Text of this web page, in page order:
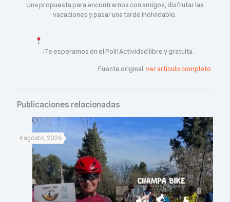
Una propuesta para encontrarnos con amigos, disfrutar las
vacaciones y pasar una tarde inolvidable.
¡Te esperamos en el Poli! Actividad libre y gratuita.
Fuente original:ver artículo completo
Publicaciones relacionadas
4 agosto, 2026